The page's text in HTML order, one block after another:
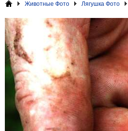
Животные Фото Лягушка Фото